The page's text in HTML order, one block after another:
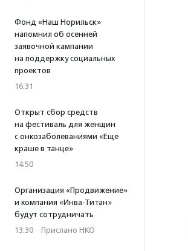
Фонд «Наш Норильск»
напомнил об осенней
заявочной кампании
на поддержку социальных
проектов
16:31
Открыт сбор средств
на фестиваль для женщин
с онкозаболеваниями «Еще
краше в танце»
14:50
Организация «Продвижение»
и компания «Инва-Титан»
будут сотрудничать
13:30 · Прислано НКО